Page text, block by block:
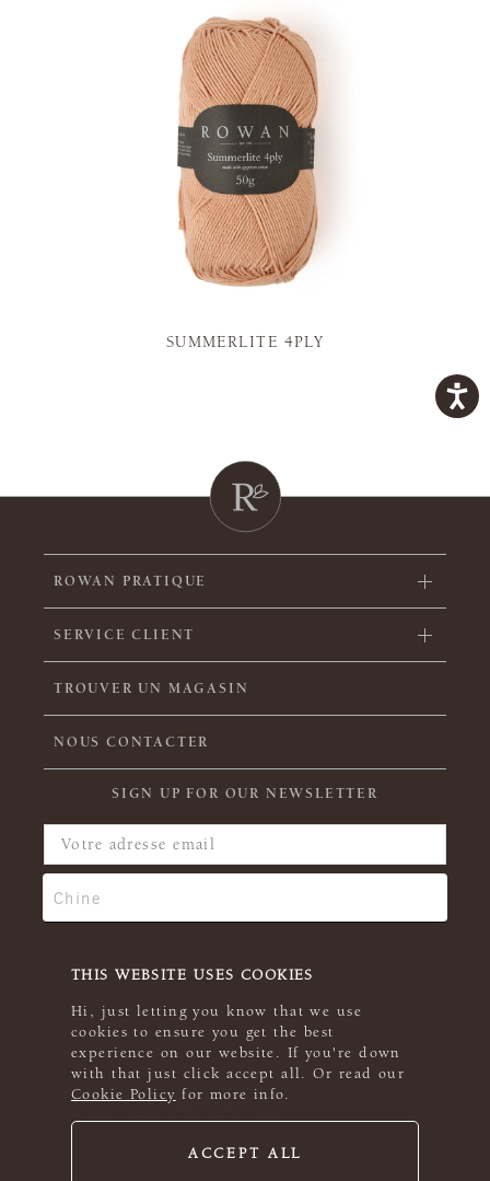
THIS WEBSITE USES COOKIES
Hi, just letting you know that we use
cookies to ensure you get the best
experience on our website. If you're down
with that just click accept all. Or read our
Cookie Policy for more info.
ACCEPT ALL
SUMMERLITE 4PLY
ROWAN PRATIQUE
SERVICE CLIENT
TROUVER UN MAGASIN
NOUS CONTACTER
SIGN UP FOR OUR NEWSLETTER